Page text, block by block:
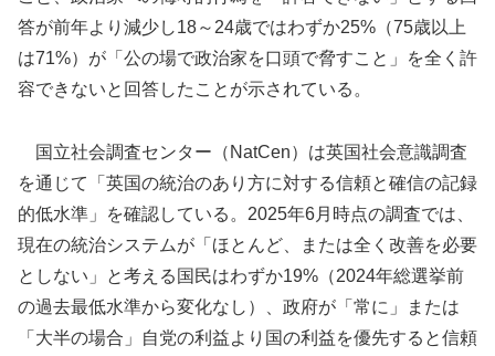
答が前年より減少し18～24歳ではわずか25%（75歳以上
は71%）が「公の場で政治家を口頭で脅すこと」を全く許
容できないと回答したことが示されている。
国立社会調査センター（NatCen）は英国社会意識調査
を通じて「英国の統治のあり方に対する信頼と確信の記録
的低水準」を確認している。2025年6月時点の調査では、
現在の統治システムが「ほとんど、または全く改善を必要
としない」と考える国民はわずか19%（2024年総選挙前
の過去最低水準から変化なし）、政府が「常に」または
「大半の場合」自党の利益より国の利益を優先すると信頼